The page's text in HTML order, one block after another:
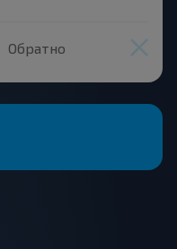
Обратно